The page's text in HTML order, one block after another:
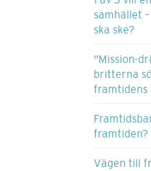
samhället
ska ske?
"Mission-
britterna
framtidens
framtiden?
Vägen till